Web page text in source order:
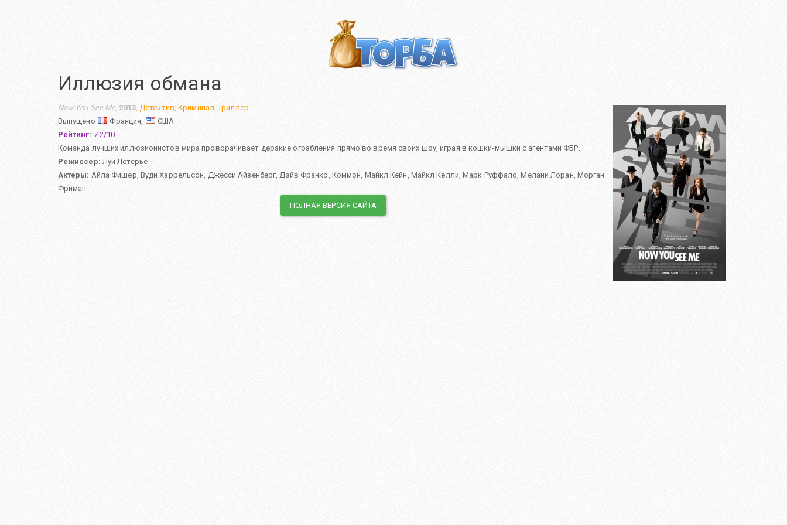
Иллюзия обмана
Now You See Me, 2013,Детектив,Криминал,Триллер
Выпущено
Франция,
США
Рейтинг: 7.2/10
Команда лучших иллюзионистов мира проворачивает дерзкие ограбления прямо во время своих шоу, играя в кошки-мышки с агентами ФБР.
Режиссер: Луи Летерье
Актеры: Айла Фишер, Вуди Харрельсон, Джесси Айзенберг,Дэйв Франко, Коммон, Майкл Кейн, Майкл Келли,Марк Руффало,Мелани Лоран, Морган
Фриман
ПОЛНАЯ ВЕРСИЯ САЙТА